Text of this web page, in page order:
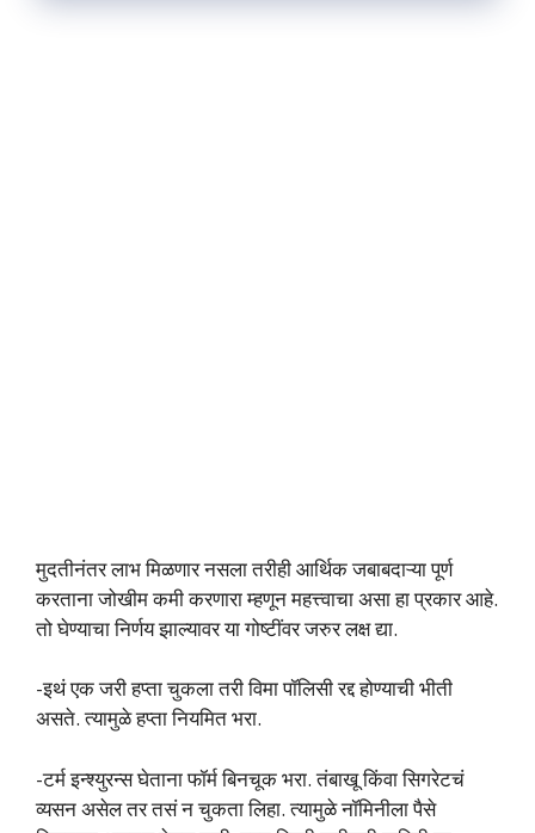
मुदतीनंतर लाभ मिळणार नसला तरीही आर्थिक जबाबदाऱ्या पूर्ण
करताना जोखीम कमी करणारा म्हणून महत्त्वाचा असा हा प्रकार आहे.
तो घेण्याचा निर्णय झाल्यावर या गोष्टींवर जरुर लक्ष द्या.
-इथं एक जरी हप्ता चुकला तरी विमा पॉलिसी रद्द होण्याची भीती
असते. त्यामुळे हप्ता नियमित भरा.
-टर्म इन्श्युरन्स घेताना फॉर्म बिनचूक भरा. तंबाखू किंवा सिगरेटचं
व्यसन असेल तर तसं न चुकता लिहा. त्यामुळे नॉमिनीला पैसे